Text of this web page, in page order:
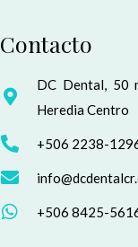
Contacto
DC Dental, 50
Heredia Centro
+506 2238-
+506 8425-